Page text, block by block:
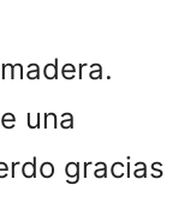
una
gracias